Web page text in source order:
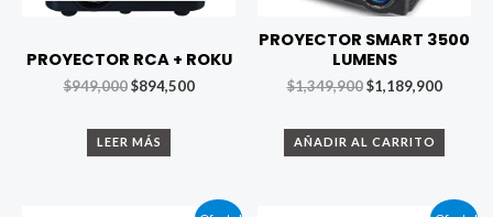
PROYECTOR RCA + ROKU
$949,000 $894,500
LEER MÁS
PROYECTOR SMART 3500
LUMENS
$1,349,900 $1,189,900
AÑADIR AL CARRITO